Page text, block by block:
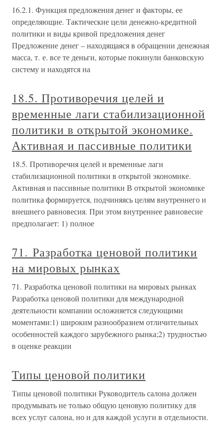
16.2.1. Функция предложения денег и факторы, ее
определяющие. Тактические цели денежно-кредитной
политики и виды кривой предложения денег
Предложение денег – находящаяся в обращении денежная
масса, т. е. все те деньги, которые покинули банковскую
систему и находятся на
18.5. Противоречия целей и
временные лаги стабилизационной
политики в открытой экономике.
Активная и пассивные политики
18.5. Противоречия целей и временные лаги
стабилизационной политики в открытой экономике.
Активная и пассивные политики В открытой экономике
политика формируется, подчиняясь целям внутреннего и
внешнего равновесия. При этом внутреннее равновесие
предполагает: 1) полное
71. Разработка ценовой политики
на мировых рынках
71. Разработка ценовой политики на мировых рынках
Разработка ценовой политики для международной
деятельности компании осложняется следующими
моментами:1) широким разнообразием отличительных
особенностей каждого зарубежного рынка;2) трудностью
в оценке реакции
Типы ценовой политики
Типы ценовой политики Руководитель салона должен
продумывать не только общую ценовую политику для
всех услуг салона, но и для каждой услуги в отдельности.